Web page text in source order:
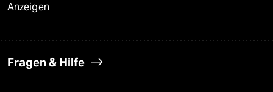
Anzeigen
Fragen & Hilfe